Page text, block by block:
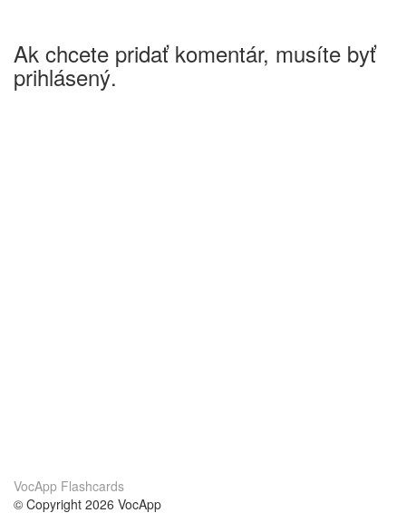
Ak chcete pridať komentár, musíte byť
prihlásený.
VocApp Flashcards
© Copyright 2026 VocApp